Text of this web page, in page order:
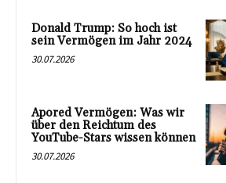
Donald Trump: So hoch ist
sein Vermögen im Jahr 2024
30.07.2026
Apored Vermögen: Was wir
über den Reichtum des
YouTube-Stars wissen können
30.07.2026